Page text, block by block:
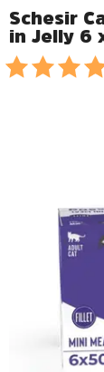
Schesir
in Jelly 6
foo